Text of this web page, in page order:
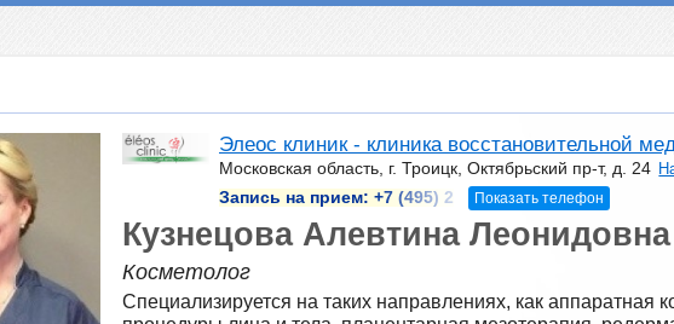
Элеос клиник - клиника восстановительной
Московская область, г. Троицк, Октябрьский пр-т, д. 24
Запись на прием: +7 (495) 2 Показать телефон
Кузнецова Алевтина Леонидовна
Косметолог
Специализируется на таких направлениях, как аппаратная